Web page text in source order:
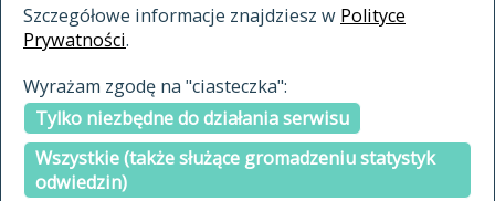
Szczegółowe informacje znajdziesz w Polityce
Prywatności.
Wyrażam zgodę na "ciasteczka":
Tylko niezbędne do działania serwisu
Wszystkie (także służące gromadzeniu statystyk
odwiedzin)
indeksie
a fronte
a tergo